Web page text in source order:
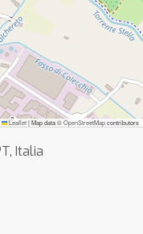
Leaflet|Map data ©OpenStreetMapcontributors
Italia